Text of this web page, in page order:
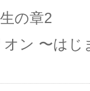
の章2
ン 〜はじ